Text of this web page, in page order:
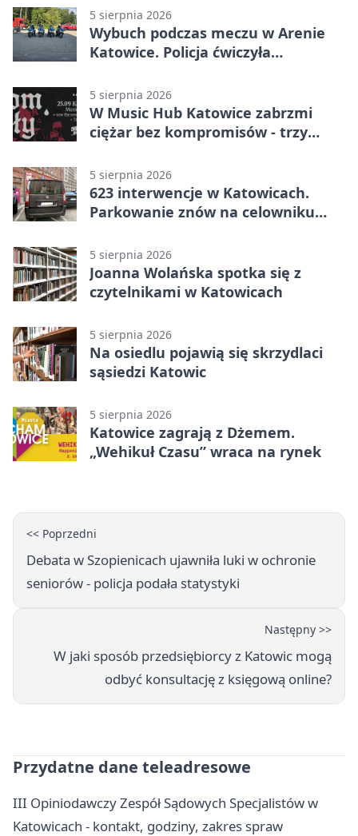
5 sierpnia 2026
Wybuch podczas meczu w Arenie
Katowice. Policja ćwiczyła
5 sierpnia 2026
W Music Hub Katowice zabrzmi
ciężar bez kompromisów - trzy
5 sierpnia 2026
623 interwencje w Katowicach.
Parkowanie znów na celowniku
5 sierpnia 2026
Joanna Wolańska spotka się z
czytelnikami w Katowicach
5 sierpnia 2026
Na osiedlu pojawią się skrzydlaci
sąsiedzi Katowic
5 sierpnia 2026
Katowice zagrają z Dżemem.
„Wehikuł Czasu” wraca na rynek
<< Poprzedni
Debata w Szopienicach ujawniła luki w ochronie
seniorów - policja podała statystyki
Następny >>
W jaki sposób przedsiębiorcy z Katowic mogą
odbyć konsultację z księgową online?
Przydatne dane teleadresowe
III Opiniodawczy Zespół Sądowych Specjalistów w
Katowicach - kontakt, godziny, zakres spraw